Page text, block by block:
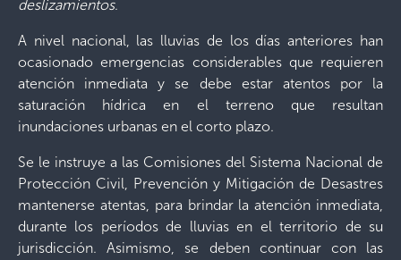
deslizamientos.
A nivel nacional, las lluvias de los días anteriores han
ocasionado emergencias considerables que requieren
atención inmediata y se debe estar atentos por la
saturación hídrica en el terreno que resultan
inundaciones urbanas en el corto plazo.
Se le instruye a las Comisiones del Sistema Nacional de
Protección Civil, Prevención y Mitigación de Desastres
mantenerse atentas, para brindar la atención inmediata,
durante los períodos de lluvias en el territorio de su
jurisdicción. Asimismo, se deben continuar con las